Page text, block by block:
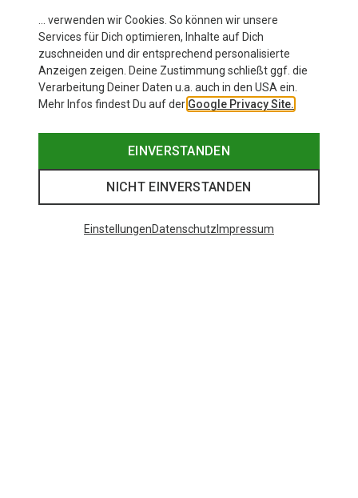
Du sparst 23% Du sparst 40%
Keen im Bergzeit Magazin
… verwenden wir Cookies. So können wir unsere
Services für Dich optimieren, Inhalte auf Dich
zuschneiden und dir entsprechend personalisierte
Anzeigen zeigen. Deine Zustimmung schließt ggf. die
Verarbeitung Deiner Daten u.a. auch in den USA ein.
Mehr Infos findest Du auf der Google Privacy Site.
EINVERSTANDEN
NICHT EINVERSTANDEN
EinstellungenDatenschutz Impressum